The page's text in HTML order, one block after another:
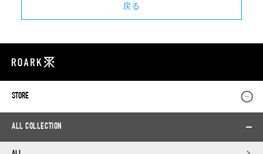
STORE
ALL COLLECTION